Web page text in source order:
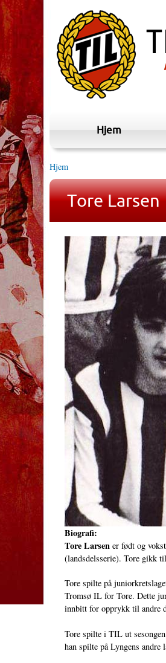
Hjem
Hjem
Tore Larsen
Biografi:
Tore Larsener født og
(landsdelsserie). Tore gikk
Tore spilte på
Tromsø IL for Tore. Dette
innbitt for opprykk til andre
Tore spilte i TIL ut
han spilte på Lyngens andre